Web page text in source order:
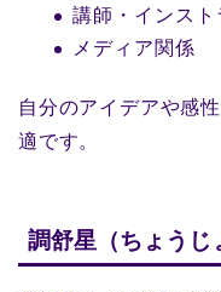
講師・インスト
メディア関係
自分のアイデアや感
適です。
調舒星（ちょうじ